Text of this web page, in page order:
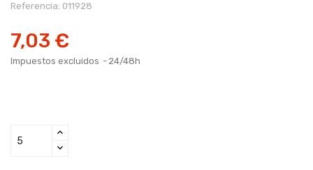
Referencia: 011928
7,03 €
Impuestos excluidos 24/48h